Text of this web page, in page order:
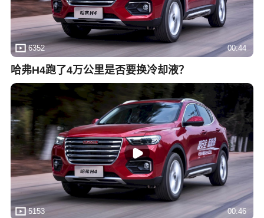
6352 00:44
哈弗H4跑了4万公里是否要换冷却液？
5153 00:46